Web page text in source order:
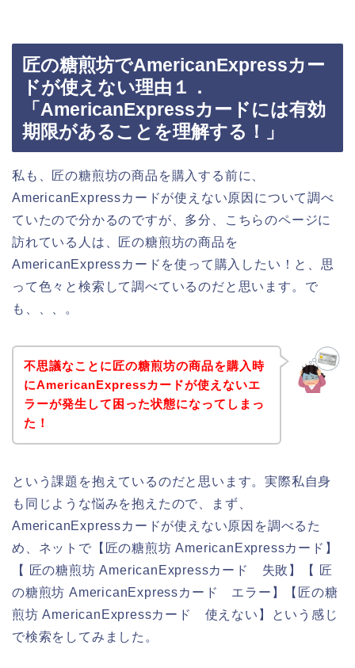
匠の糖煎坊でAmericanExpressカー
ドが使えない理由１．
「AmericanExpressカードには有効
期限があることを理解する！」
私も、匠の糖煎坊の商品を購入する前に、
AmericanExpressカードが使えない原因について調べ
ていたので分かるのですが、多分、こちらのページに
訪れている人は、匠の糖煎坊の商品を
AmericanExpressカードを使って購入したい！と、思
って色々と検索して調べているのだと思います。で
も、、、。
不思議なことに匠の糖煎坊の商品を購入時
にAmericanExpressカードが使えないエ
ラーが発生して困った状態になってしまっ
た！
という課題を抱えているのだと思います。実際私自身
も同じような悩みを抱えたので、まず、
AmericanExpressカードが使えない原因を調べるた
め、ネットで【匠の糖煎坊 AmericanExpressカード】
【 匠の糖煎坊 AmericanExpressカード 失敗】【 匠
の糖煎坊 AmericanExpressカード エラー】【匠の糖
煎坊 AmericanExpressカード 使えない】という感じ
で検索をしてみました。